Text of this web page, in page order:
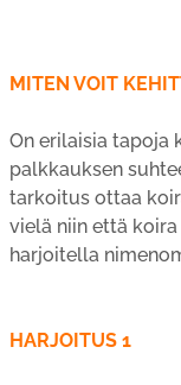
MITEN VOIT
On erilaisia tapoja
palkkauksen
tarkoitus ottaa
vielä niin että
harjoitella
HARJOITUS 1